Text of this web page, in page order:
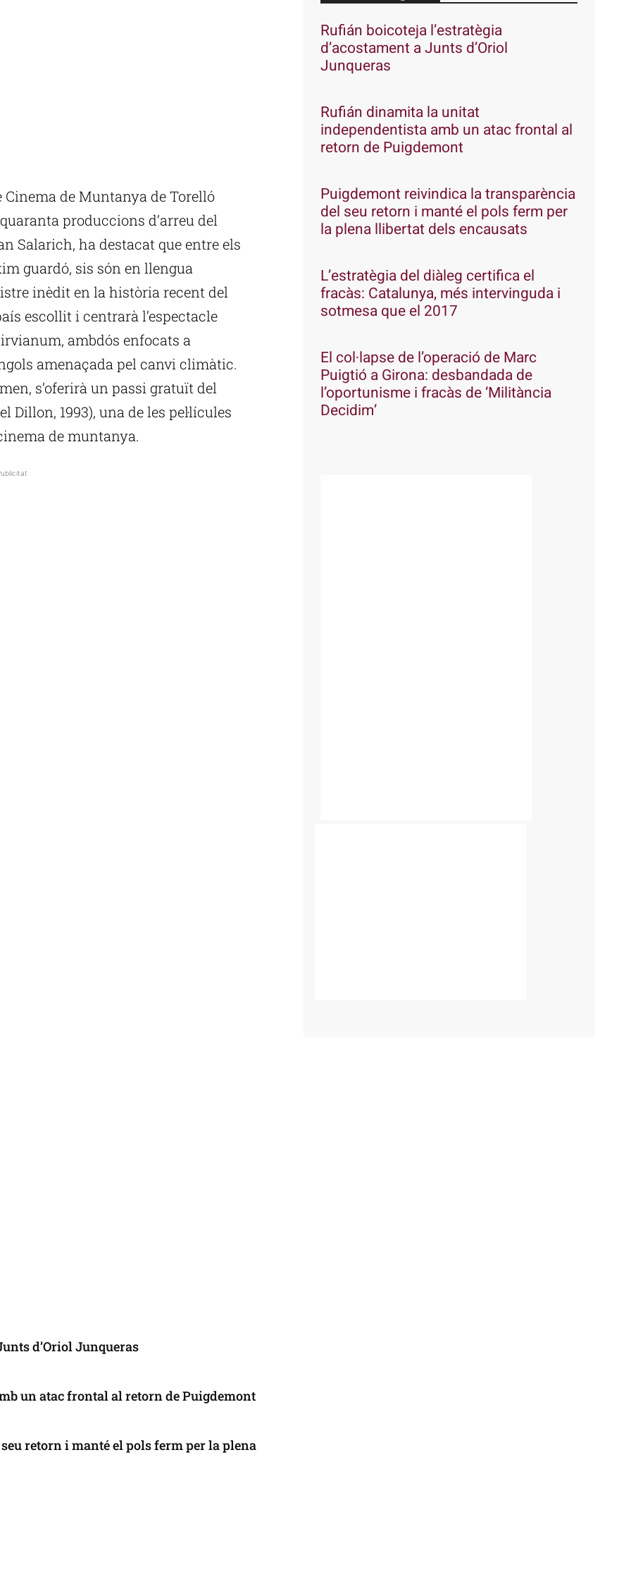
Cinema de Muntanya de Torelló
produccions d’arreu del
Salarich, ha destacat que entre els
guardó, sis són en llengua
inèdit en la història recent del
escollit i centrarà l’espectacle
ambdós enfocats a
amenaçada pel canvi climàtic.
s’oferirà un passi gratuït del
Dillon, 1993), una de les pel·lícules
de muntanya.
d’Oriol Junqueras
un atac frontal al retorn de Puigdemont
retorn i manté el pols ferm per la plena
Rufián boicoteja l’estratègia
d’acostament a Junts d’Oriol
Junqueras
Rufián dinamita la unitat
independentista amb un atac frontal al
retorn de Puigdemont
Puigdemont reivindica la transparència
del seu retorn i manté el pols ferm per
la plena llibertat dels encausats
L’estratègia del diàleg certifica el
fracàs: Catalunya, més intervinguda i
sotmesa que el 2017
El col·lapse de l’operació de Marc
Puigtió a Girona: desbandada de
l’oportunisme i fracàs de ‘Militància
Decidim’